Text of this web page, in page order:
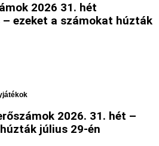
2026 31. hét
ezeket a számokat húzták
2026. 31. hét –
július 29-én